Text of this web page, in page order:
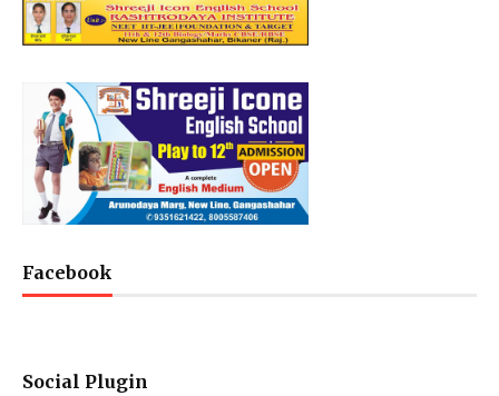
Facebook
Social Plugin